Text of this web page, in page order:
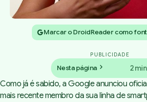
Marcar o DroidReader como
PUBLICIDADE
Nesta página 2
Como já é sabido, aGoogle anunciou
mais recente membro da sua linha de